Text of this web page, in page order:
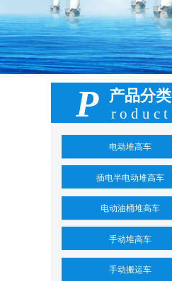
P 产品分类
roduct
电动堆高车
插电半电动堆高车
电动油桶堆高车
手动堆高车
手动搬运车